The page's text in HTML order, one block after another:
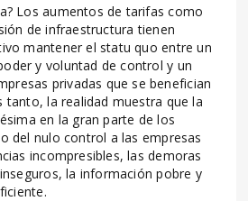
Los aumentos de tarifas como
de infraestructura tienen
mantener el statu quo entre un
y voluntad de control y un
privadas que se benefician
tanto, la realidad muestra que la
en la gran parte de los
del nulo control a las empresas
incompresibles, las demoras
la información pobre y